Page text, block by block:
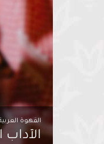
القهوة